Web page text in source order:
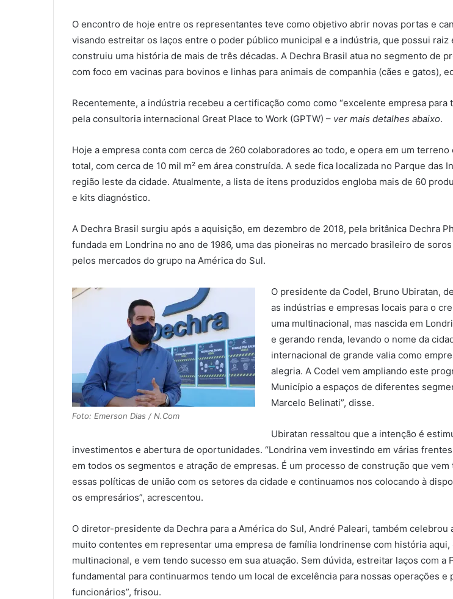
O encontro de hoje entre os representantes teve como objetivo abrir novas portas e
visando estreitar os laços entre o poder público municipal e a indústria, que possui raiz
construiu uma história de mais de três décadas. A Dechra Brasil atua no segmento de
com foco em vacinas para bovinos e linhas para animais de companhia (cães e gatos),
Recentemente, a indústria recebeu a certificação como como “excelente empresa para
pela consultoria internacional Great Place to Work (GPTW) – ver mais detalhes abaixo.
Hoje a empresa conta com cerca de 260 colaboradores ao todo, e opera em um terreno
total, com cerca de 10 mil m² em área construída. A sede fica localizada no Parque das
região leste da cidade. Atualmente, a lista de itens produzidos engloba mais de 60
e kits diagnóstico.
A Dechra Brasil surgiu após a aquisição, em dezembro de 2018, pela britânica Dechra
fundada em Londrina no ano de 1986, uma das pioneiras no mercado brasileiro de
pelos mercados do grupo na América do Sul.
Foto: Emerson Dias / N.Com
O presidente da Codel, Bruno Ubiratan,
as indústrias e empresas locais para o
uma multinacional, mas nascida em
e gerando renda, levando o nome da
internacional de grande valia como
alegria. A Codel vem ampliando este
Município a espaços de diferentes
Marcelo Belinati”, disse.
Ubiratan ressaltou que a intenção é
investimentos e abertura de oportunidades. “Londrina vem investindo em várias
em todos os segmentos e atração de empresas. É um processo de construção que
essas políticas de união com os setores da cidade e continuamos nos colocando à
os empresários”, acrescentou.
O diretor-presidente da Dechra para a América do Sul, André Paleari, também celebrou
muito contentes em representar uma empresa de família londrinense com história aqui,
multinacional, e vem tendo sucesso em sua atuação. Sem dúvida, estreitar laços com a
fundamental para continuarmos tendo um local de excelência para nossas operações e
funcionários”, frisou.